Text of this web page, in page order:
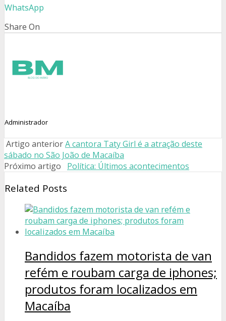
WhatsApp
Share On
Administrador
Artigo anteriorA cantora Taty Girl é a atração deste
sábado no São João de Macaíba
Próximo artigo
Política: Últimos acontecimentos
Related Posts
Bandidos fazem motorista de van
refém e roubam carga de iphones;
produtos foram localizados em
Macaíba